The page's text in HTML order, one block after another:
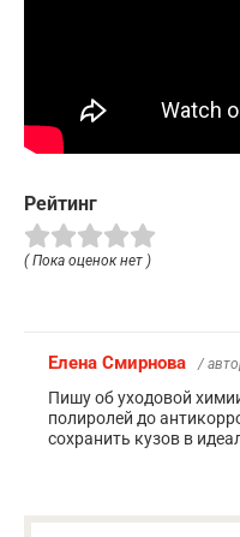
Рейтинг
( Пока оценок нет )
Елена Смирнова /
Пишу об уходовой
полиролей до
сохранить кузов в